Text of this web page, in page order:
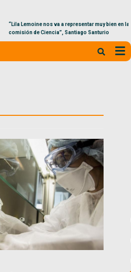
“Lila Lemoine nos va a representar muy bien en la
comisión de Ciencia”, Santiago Santurio